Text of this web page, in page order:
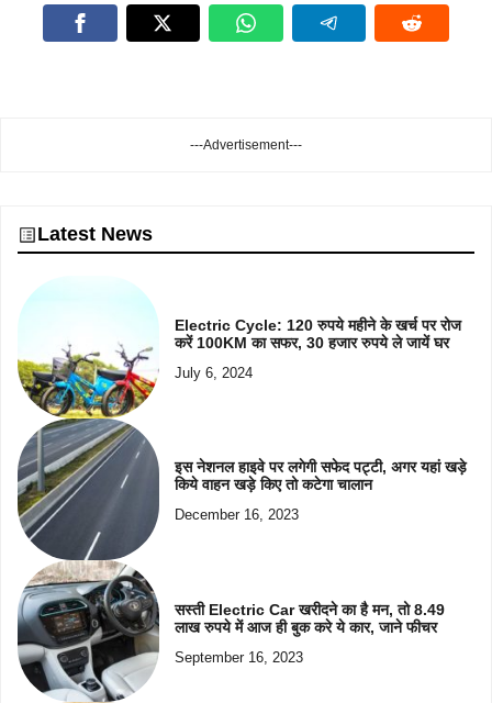
---Advertisement---
Latest News
Electric Cycle: 120 रुपये महीने के खर्च पर रोज
करें 100KM का सफर, 30 हजार रुपये ले जायें घर
July 6, 2024
इस नेशनल हाइवे पर लगेगी सफेद पट्टी, अगर यहां खड़े
किये वाहन खड़े किए तो कटेगा चालान
December 16, 2023
सस्ती Electric Car खरीदने का है मन, तो 8.49
लाख रुपये में आज ही बुक करे ये कार, जाने फीचर
September 16, 2023